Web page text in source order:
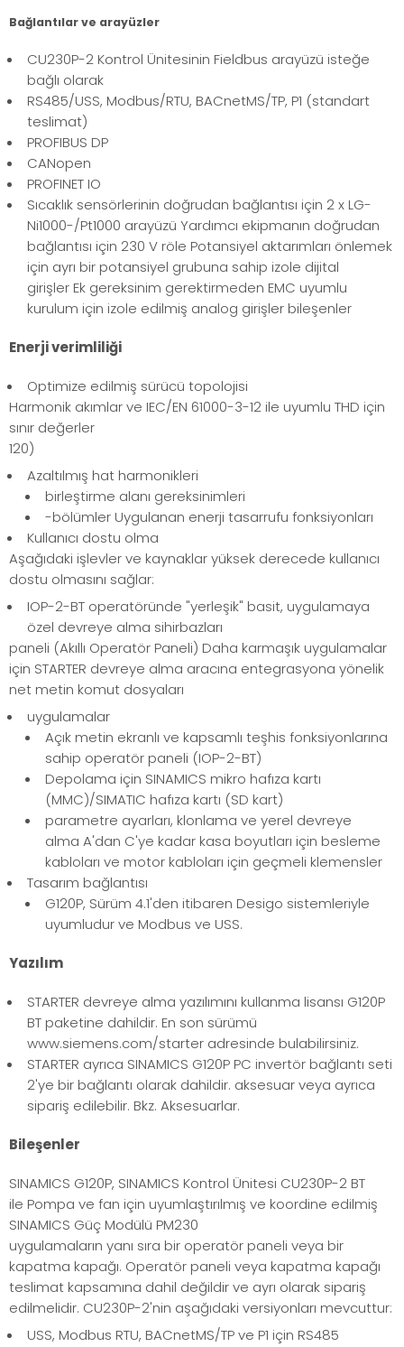
Bağlantılar ve arayüzler
CU230P-2 Kontrol Ünitesinin Fieldbus arayüzü isteğe
bağlı olarak
RS485/USS, Modbus/RTU, BACnetMS/TP, P1 (standart
teslimat)
PROFIBUS DP
CANopen
PROFINET IO
Sıcaklık sensörlerinin doğrudan bağlantısı için 2 x LG-
Ni1000-/Pt1000 arayüzü Yardımcı ekipmanın doğrudan
bağlantısı için 230 V röle Potansiyel aktarımları önlemek
için ayrı bir potansiyel grubuna sahip izole dijital
girişler Ek gereksinim gerektirmeden EMC uyumlu
kurulum için izole edilmiş analog girişler bileşenler
Enerji verimliliği
Optimize edilmiş sürücü topolojisi
Harmonik akımlar ve IEC/EN 61000-3-12 ile uyumlu THD için
sınır değerler
120)
Azaltılmış hat harmonikleri
birleştirme alanı gereksinimleri
-bölümler Uygulanan enerji tasarrufu fonksiyonları
Kullanıcı dostu olma
Aşağıdaki işlevler ve kaynaklar yüksek derecede kullanıcı
dostu olmasını sağlar:
IOP-2-BT operatöründe "yerleşik" basit, uygulamaya
özel devreye alma sihirbazları
paneli (Akıllı Operatör Paneli) Daha karmaşık uygulamalar
için STARTER devreye alma aracına entegrasyona yönelik
net metin komut dosyaları
uygulamalar
Açık metin ekranlı ve kapsamlı teşhis fonksiyonlarına
sahip operatör paneli (IOP-2-BT)
Depolama için SINAMICS mikro hafıza kartı
(MMC)/SIMATIC hafıza kartı (SD kart)
parametre ayarları, klonlama ve yerel devreye
alma A'dan C'ye kadar kasa boyutları için besleme
kabloları ve motor kabloları için geçmeli klemensler
Tasarım bağlantısı
G120P, Sürüm 4.1'den itibaren Desigo sistemleriyle
uyumludur ve Modbus ve USS.
Yazılım
STARTER devreye alma yazılımını kullanma lisansı G120P
BT paketine dahildir. En son sürümü
www.siemens.com/starter adresinde bulabilirsiniz.
STARTER ayrıca SINAMICS G120P PC invertör bağlantı seti
2'ye bir bağlantı olarak dahildir. aksesuar veya ayrıca
sipariş edilebilir. Bkz. Aksesuarlar.
Bileşenler
SINAMICS G120P, SINAMICS Kontrol Ünitesi CU230P-2 BT
ile Pompa ve fan için uyumlaştırılmış ve koordine edilmiş
SINAMICS Güç Modülü PM230
uygulamaların yanı sıra bir operatör paneli veya bir
kapatma kapağı. Operatör paneli veya kapatma kapağı
teslimat kapsamına dahil değildir ve ayrı olarak sipariş
edilmelidir. CU230P-2'nin aşağıdaki versiyonları mevcuttur:
USS, Modbus RTU, BACnetMS/TP ve P1 için RS485